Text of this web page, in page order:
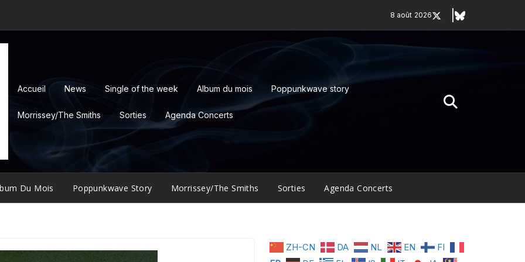
8 août 2026
Accueil News Single of the week Album du mois Poppunkwave story
Morrissey/The Smiths Sorties Agenda Concerts
Du Mois Poppunkwave Story Morrissey/The Smiths Sorties Agenda Concerts
ZH-CN DA NL EN
FI